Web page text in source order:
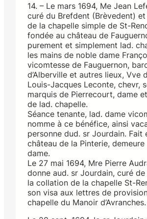
14. – Le mars 1694, Me Jean
curé du Brefdent (Brèvedent)
de la chapelle simple de St-
fondée au château de
purement et simplement lad.
les mains de noble dame
vicomtesse de Fauguernon,
d’Alberville et autres lieux, Vve
Louis-Jacques Leconte, chevr,
marquis de Pierrecourt, dame
de lad. chapelle.
Séance tenante, lad. dame
nomme à ce bénéfice, ainsi
personne dud. sr Jourdain. Fait
château de la Pinterie, demeure
dame.
Le 27 mai 1694, Mre Pierre
donne aud. sr Jourdain, curé
la collation de la chapelle St-
son visa aux lettres de
chapelle du Manoir d’Avranches.